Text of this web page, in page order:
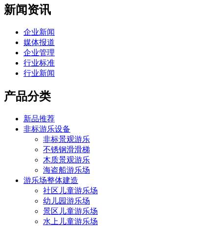
新闻资讯
企业新闻
媒体报道
企业管理
行业标准
行业新闻
产品分类
新品推荐
非标游乐设备
非标景观游乐
不锈钢滑滑梯
木质景观游乐
海盗船游乐场
游乐场整体建造
社区儿童游乐场
幼儿园游乐场
景区儿童游乐场
水上儿童游乐场